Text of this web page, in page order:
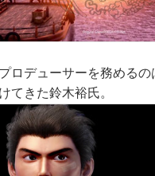
ロデューサーを務めるの
てきた鈴木裕氏。